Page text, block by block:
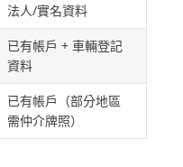
法人/實名資料
已有帳戶 + 車輛登記
資料
已有帳戶（部分地區
需仲介牌照）